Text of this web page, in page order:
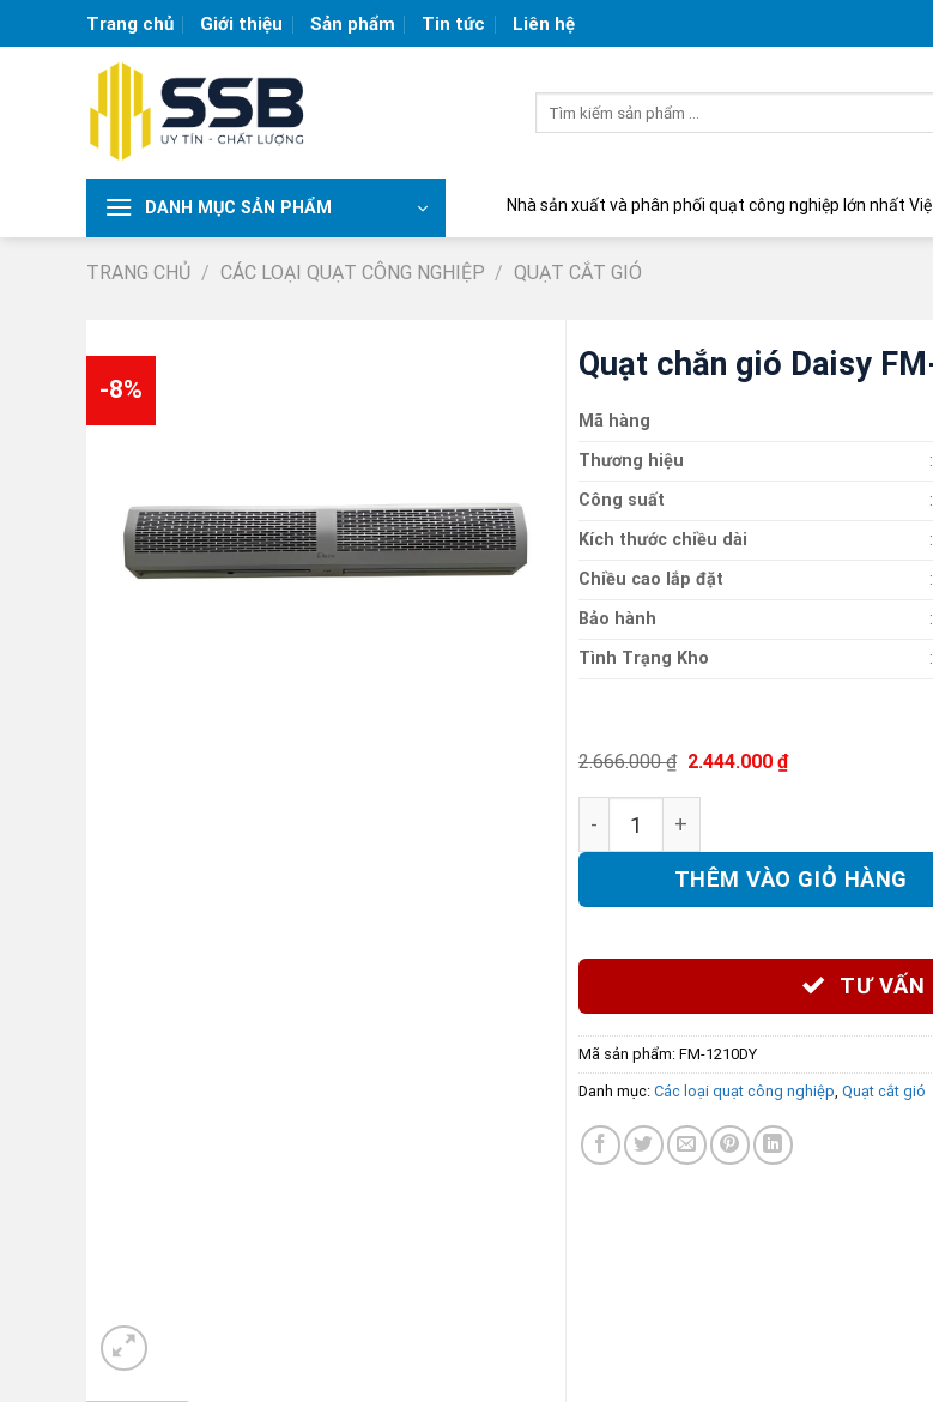
to
Trang chủ Giới thiệu Sản phẩm Tin tức Liên hệ
DANH MỤC SẢN PHẨM Nhà sản xuất và phân phối quạt công nghiệp lớn nhất Việt Nam |
TRANG CHỦ / CÁC LOẠI QUẠT CÔNG NGHIỆP / QUẠT CẮT GIÓ
-8%
Quạt chắn gió Daisy
Mã hàng
Thương hiệu
:
Công suất
:
Kích thước chiều dài
:
Chiều cao lắp đặt
:
Bảo hành
:
Tình Trạng Kho
:
2.666.000₫ Giá
là:
2.666.000 ₫.
2.444.000 ₫Giá
THÊM VÀO GIỎ HÀNG
TƯ VẤN
Mã sản phẩm: FM-1210DY
Danh mục: Các loại quạt công nghiệp, Quạt cắt gió